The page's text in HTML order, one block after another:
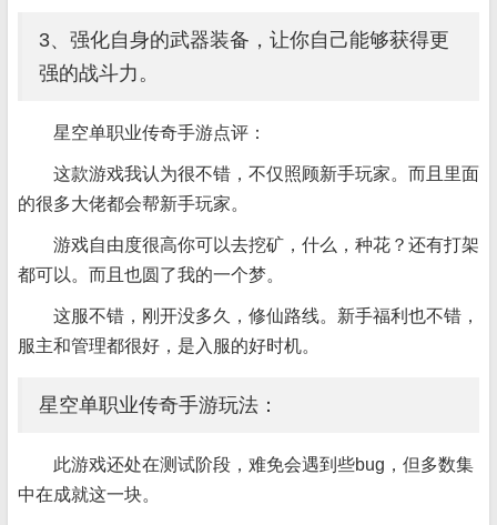
3、强化自身的武器装备，让你自己能够获得更
强的战斗力。
星空单职业传奇手游点评：
这款游戏我认为很不错，不仅照顾新手玩家。而且里面
的很多大佬都会帮新手玩家。
游戏自由度很高你可以去挖矿，什么，种花？还有打架
都可以。而且也圆了我的一个梦。
这服不错，刚开没多久，修仙路线。新手福利也不错，
服主和管理都很好，是入服的好时机。
星空单职业传奇手游玩法：
此游戏还处在测试阶段，难免会遇到些bug，但多数集
中在成就这一块。